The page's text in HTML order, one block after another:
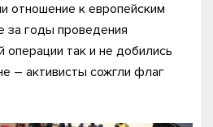
отношение к европейским
за годы проведения
операции так и не добились
– активисты сожгли флаг